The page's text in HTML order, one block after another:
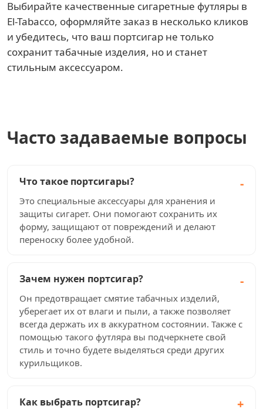
Выбирайте качественные сигаретные футляры в
El-Tabacco, оформляйте заказ в несколько кликов
и убедитесь, что ваш портсигар не только
сохранит табачные изделия, но и станет
стильным аксессуаром.
Часто задаваемые вопросы
Что такое портсигары?
Это специальные аксессуары для хранения и
защиты сигарет. Они помогают сохранить их
форму, защищают от повреждений и делают
переноску более удобной.
Зачем нужен портсигар?
Он предотвращает смятие табачных изделий,
уберегает их от влаги и пыли, а также позволяет
всегда держать их в аккуратном состоянии. Также с
помощью такого футляра вы подчеркнете свой
стиль и точно будете выделяться среди других
курильщиков.
Как выбрать портсигар?